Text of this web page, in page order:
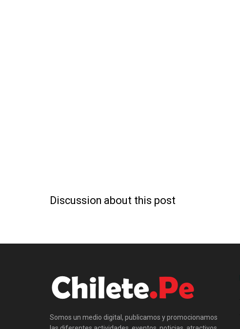
Discussion about this post
Somos un medio digital, publicamos y promocionamos